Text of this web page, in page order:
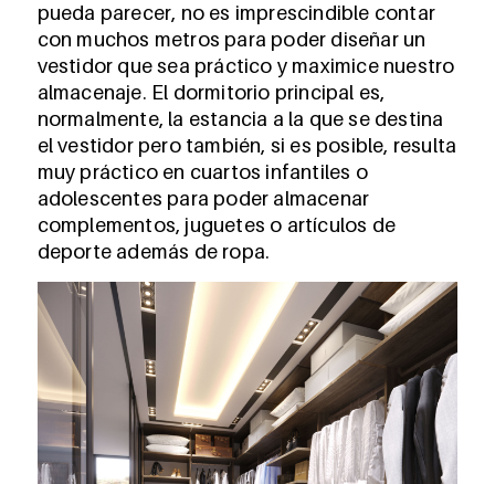
pueda parecer, no es imprescindible contar
con muchos metros para poder diseñar un
vestidor que sea práctico y maximice nuestro
almacenaje. El dormitorio principal es,
normalmente, la estancia a la que se destina
el vestidor pero también, si es posible, resulta
muy práctico en cuartos infantiles o
adolescentes para poder almacenar
complementos, juguetes o artículos de
deporte además de ropa.